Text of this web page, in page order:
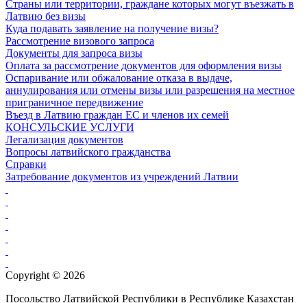
Страны или территории, граждане которых могут въезжать в
Латвию без визы
Куда подавать заявление на получение визы?
Рассмотрение визового запроса
Документы для запроса визы
Оплата за рассмотрение документов для оформления визы
Оспаривание или обжалование отказа в выдаче,
аннулирования или отмены визы или разрешения на местное
приграничное передвижение
Въезд в Латвию граждан ЕС и членов их семей
КОНСУЛЬСКИЕ УСЛУГИ
Легализация документов
Вопросы латвийского гражданства
Справки
Затребование документов из учреждений Латвии
Copyright © 2026
Посольство Латвийской Республики в Республике Казахстан